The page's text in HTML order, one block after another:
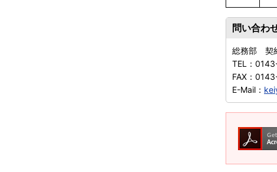
問い合わ
総務部 契
TEL：
FAX：
E-Mail：